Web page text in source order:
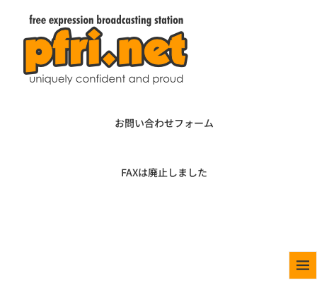
お問い合わせフォーム
FAXは廃止しました